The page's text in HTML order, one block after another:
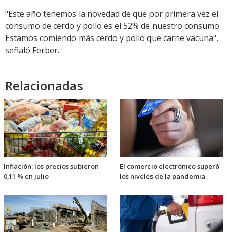
"Este año tenemos la novedad de que por primera vez el
consumo de cerdo y pollo es el 52% de nuestro consumo.
Estamos comiendo más cerdo y pollo que carne vacuna",
señaló Ferber.
Relacionadas
Inflación: los precios subieron
0,11 % en julio
El comercio electrónico superó
los niveles de la pandemia